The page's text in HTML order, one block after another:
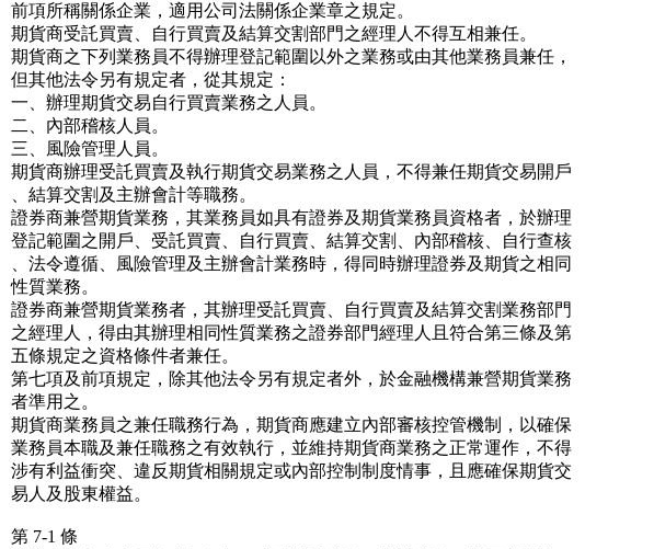
前項所稱關係企業，適用公司法關係企業章之規定。
期貨商受託買賣、自行買賣及結算交割部門之經理人不得互相兼任。
期貨商之下列業務員不得辦理登記範圍以外之業務或由其他業務員兼任，
但其他法令另有規定者，從其規定：
一、辦理期貨交易自行買賣業務之人員。
二、內部稽核人員。
三、風險管理人員。
期貨商辦理受託買賣及執行期貨交易業務之人員，不得兼任期貨交易開戶
、結算交割及主辦會計等職務。
證券商兼營期貨業務，其業務員如具有證券及期貨業務員資格者，於辦理
登記範圍之開戶、受託買賣、自行買賣、結算交割、內部稽核、自行查核
、法令遵循、風險管理及主辦會計業務時，得同時辦理證券及期貨之相同
性質業務。
證券商兼營期貨業務者，其辦理受託買賣、自行買賣及結算交割業務部門
之經理人，得由其辦理相同性質業務之證券部門經理人且符合第三條及第
五條規定之資格條件者兼任。
第七項及前項規定，除其他法令另有規定者外，於金融機構兼營期貨業務
者準用之。
期貨商業務員之兼任職務行為，期貨商應建立內部審核控管機制，以確保
業務員本職及兼任職務之有效執行，並維持期貨商業務之正常運作，不得
涉有利益衝突、違反期貨相關規定或內部控制制度情事，且應確保期貨交
易人及股東權益。
第 7-1 條